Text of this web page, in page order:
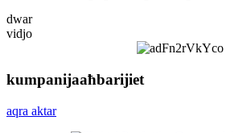
dwar
vidjo
kumpanijaaħbarijiet
aqra aktar